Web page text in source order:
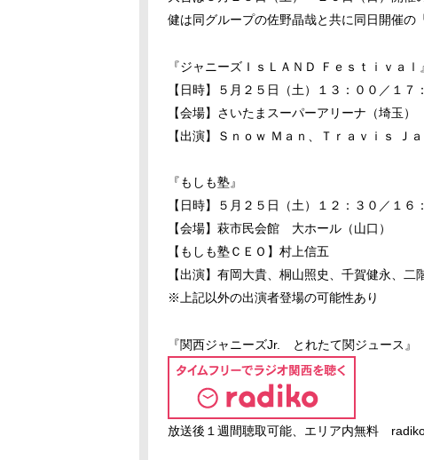
健は同グループの佐野晶哉と共に同日開催の
『ジャニーズＩｓＬＡＮＤ Ｆｅｓｔｉｖａｌ』
【日時】５月２５日（土）１３：００／１
【会場】さいたまスーパーアリーナ（埼玉）
【出演】Ｓｎｏｗ Ｍａｎ、Ｔｒａｖｉｓ Ｊ
『もしも塾』
【日時】５月２５日（土）１２：３０／１
【会場】萩市民会館 大ホール（山口）
【もしも塾ＣＥＯ】村上信五
【出演】 有岡大貴、桐山照史、千賀健永、二
※上記以外の出演者登場の可能性あり
『関西ジャニーズJr. とれたて関ジュース』
放送後１週間聴取可能、エリア内無料